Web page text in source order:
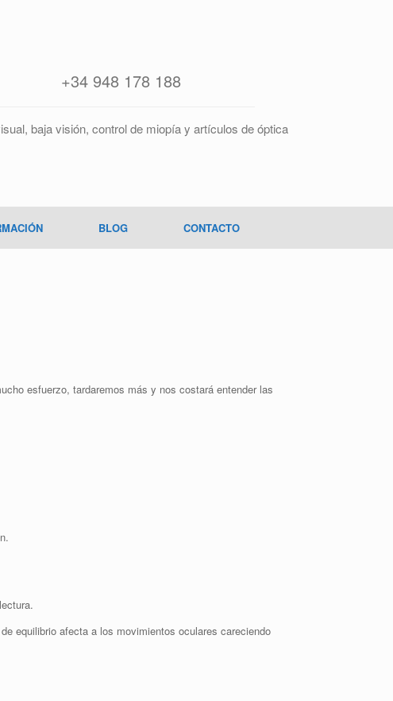
+34 948 178 188
baja visión, control de miopía y artículos de óptica
BLOG CONTACTO
esfuerzo, tardaremos más y nos costará entender las
equilibrio afecta a los movimientos oculares careciendo